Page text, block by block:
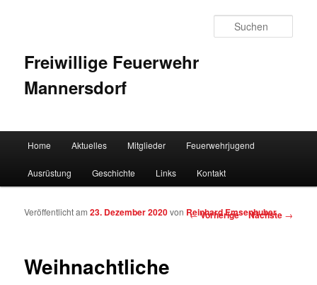
Freiwillige Feuerwehr
Mannersdorf
Zum Inhalt wechseln
Zum sekundären Inhalt wechseln
Home Aktuelles Mitglieder Feuerwehrjugend
Ausrüstung Geschichte Links Kontakt
Artikelnavigation
←Vorherige Nächste →
Weihnachtliche
Veröffentlicht am23. Dezember 2020von Reinhard Emsenhuber